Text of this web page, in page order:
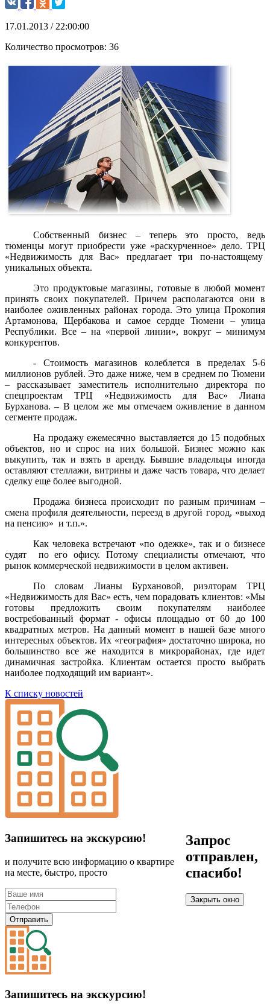
17.01.2013 / 22:00:00
Количество просмотров: 36
Собственный бизнес – теперь это просто, ведь
тюменцы могут приобрести уже «раскурченное» дело. ТРЦ
«Недвижимость для Вас» предлагает три по-настоящему
уникальных объекта.
Это продуктовые магазины, готовые в любой момент
принять своих покупателей. Причем располагаются они в
наиболее оживленных районах города. Это улица Прокопия
Артамонова, Щербакова и самое сердце Тюмени – улица
Республики. Все – на «первой линии», вокруг – минимум
конкурентов.
- Стоимость магазинов колеблется в пределах 5-6
миллионов рублей. Это даже ниже, чем в среднем по Тюмени
– рассказывает заместитель исполнительно директора по
спецпроектам ТРЦ «Недвижимость для Вас» Лиана
Бурханова. – В целом же мы отмечаем оживление в данном
сегменте продаж.
На продажу ежемесячно выставляется до 15 подобных
объектов, но и спрос на них большой. Бизнес можно как
выкупить, так и взять в аренду. Бывшие владельцы иногда
оставляют стеллажи, витрины и даже часть товара, что делает
сделку еще более выгодной.
Продажа бизнеса происходит по разным причинам –
смена профиля деятельности, переезд в другой город, «выход
на пенсию» и т.п.».
Как человека встречают «по одежке», так и о бизнесе
судят
по его офису. Потому специалисты отмечают, что
рынок коммерческой недвижимости в целом активен.
По словам Лианы Бурхановой, риэлторам ТРЦ
«Недвижимость для Вас» есть, чем порадовать клиентов: «Мы
готовы предложить своим покупателям наиболее
востребованный формат - офисы площадью от 60 до 100
квадратных метров. На данный момент в нашей базе много
интересных объектов. Их «география» достаточно широка, но
большинство все же находится в микрорайонах, где идет
динамичная застройка. Клиентам остается просто выбрать
наиболее подходящий им вариант».
К списку новостей
Запишитесь на экскурсию!
и получите всю информацию о квартире
на месте, быстро, просто
Отправить
Запрос
отправлен,
спасибо!
Закрыть окно
Запишитесь на экскурсию!